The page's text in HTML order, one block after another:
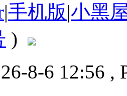
|手机版|小黑
)
8-6 12:56 ,